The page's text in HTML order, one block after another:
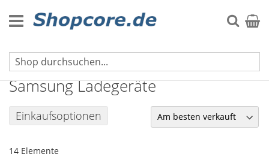
Inhalt
springen
Suche
Mein
Ladegeräte für Kameras
Samsung Ladegeräte
Einkaufsoptionen
14 Elemente